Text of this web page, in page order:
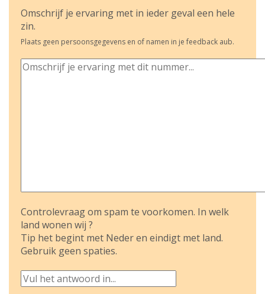
Omschrijf je ervaring met in ieder geval een hele
zin.
Plaats geen persoonsgegevens en of namen in je feedback aub.
Controlevraag om spam te voorkomen. In welk
land wonen wij ?
Tip het begint met Neder en eindigt met land.
Gebruik geen spaties.